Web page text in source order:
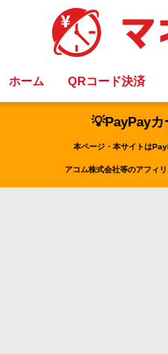
ホーム QRコード決済
💡PayPay
本ページ・本サイトは
アコム株式会社等のアフィ